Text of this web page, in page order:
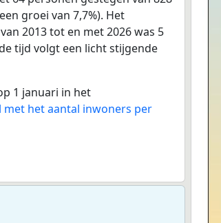
groei van 7,7%). Het
2013 tot en met 2026 was 5
tijd volgt een licht stijgende
1 januari in het
met het aantal inwoners per